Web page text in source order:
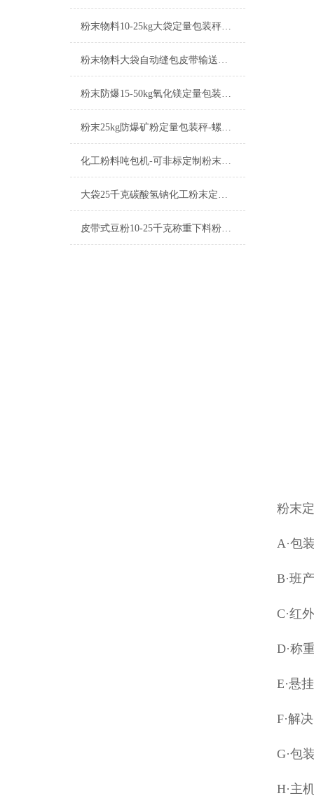
粉末物料10-25kg大袋定量包装秤产品简介
粉末物料大袋自动缝包皮带输送定量包装秤产品简介
粉末防爆15-50kg氧化镁定量包装秤工厂生产
粉末25kg防爆矿粉定量包装秤-螺旋下料包装机厂家
化工粉料吨包机-可非标定制粉末定量包装秤厂家
大袋25千克碳酸氢钠化工粉末定量包装秤厂家
皮带式豆粉10-25千克称重下料粉末定量包装秤厂家
粉末
A·包
B·班
C·红
D·称
E·悬
F·解
G·包
H·主